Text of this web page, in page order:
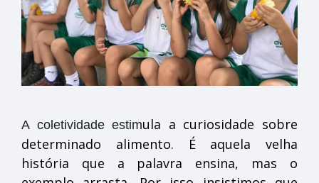
A coletividade estimula a curiosidade sobre
determinado alimento. É aquela velha
história que a palavra ensina, mas o